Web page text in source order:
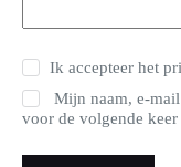
Ik accepteer het
Mijn naam, e-
voor de volgende